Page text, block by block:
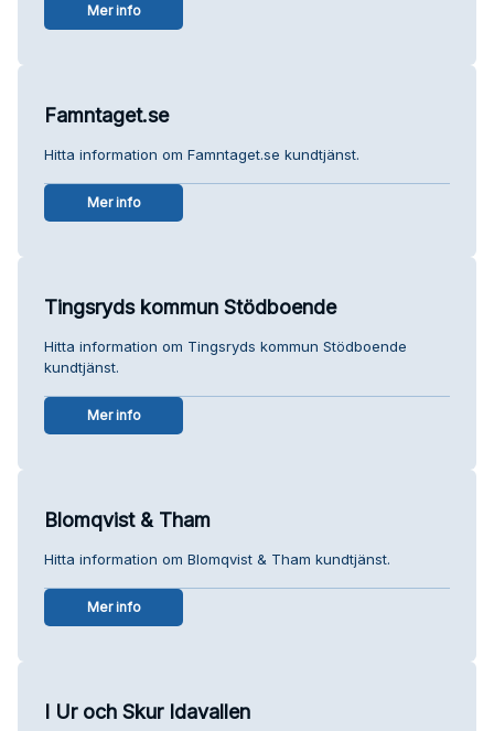
Mer info
Famntaget.se
Hitta information om Famntaget.se kundtjänst.
Mer info
Tingsryds kommun Stödboende
Hitta information om Tingsryds kommun Stödboende
kundtjänst.
Mer info
Blomqvist & Tham
Hitta information om Blomqvist & Tham kundtjänst.
Mer info
I Ur och Skur Idavallen